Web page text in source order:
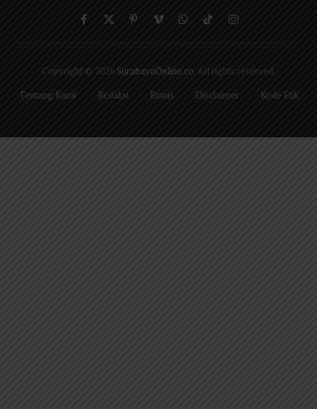
Facebook
X
PinterestVimeoWhatsApp
TikTokInstagram
Copyright © 2026 SurabayaOnline.co. All rights reserved.
Tentang Kami
Redaksi Bisnis Disclaimer Kode Etik